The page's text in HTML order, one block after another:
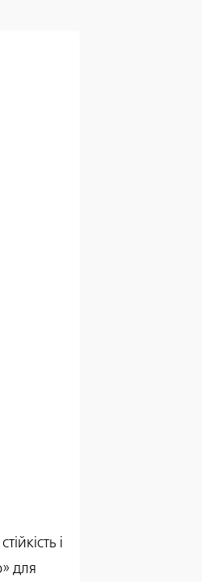
і
для